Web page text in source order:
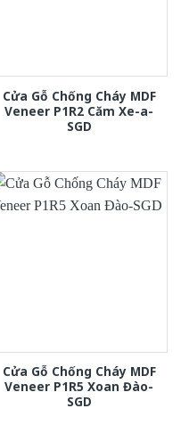
Cửa Gỗ Chống Cháy MDF
Veneer P1R2 Căm Xe-a-
SGD
Cửa Gỗ Chống Cháy MDF
Veneer P1R5 Xoan Đào-
SGD